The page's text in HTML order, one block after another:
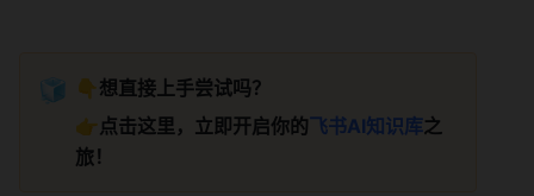
🧊 👇 想直接上手尝试吗？
👉 点击这里，立即开启你的飞书AI知识库之
旅！